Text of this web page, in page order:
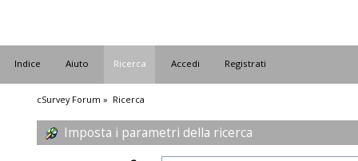
Indice Aiuto Ricerca Accedi Registrati
cSurvey Forum » Ricerca
Imposta i parametri della ricerca